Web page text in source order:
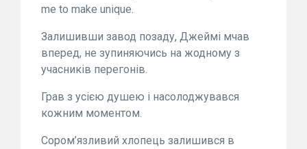
me to make unique.
Залишивши завод позаду, Джеймі мчав
вперед, не зупиняючись на жодному з
учасників перегонів.
Грав з усією душею і насолоджувався
кожним моментом.
Сором’язливий хлопець залишився в